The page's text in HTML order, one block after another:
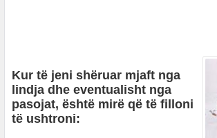
Kur të jeni shëruar mjaft nga
lindja dhe eventualisht nga
pasojat, është mirë që të filloni
të ushtroni: